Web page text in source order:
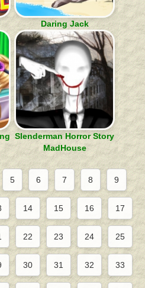
Daring Jack
Slenderman Horror Story
MadHouse
5 6 7 8 9
14 15 16 17
22 23 24 25
30 31 32 33